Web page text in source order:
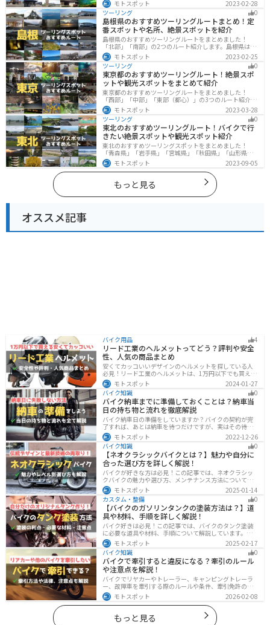
自然を満喫するツーリングができます。バイクで富山県
にツーリングに行く際は参考にしてください。
モトスポット
2023-02-28
ツーリング
0
島根県のおすすめツーリングルートまとめ！定
番スポットや名所、絶景スポットを紹介
島根県のおすすめツーリングルートをまとめました！
「北部」「南部」の2つのルート紹介します。島根県は、
海と山が近く、1日で全然違う景色を堪能することができ
ます。バイクで島根県にツーリングに行く際は参考にし
てください。
モトスポット
2023-02-25
ツーリング
0
東京都のおすすめツーリングルート！絶景スポ
ットや観光スポットをまとめて紹介
東京都のおすすめツーリングルートをまとめました！
「西部」「中部」「東部（都心）」の3つのルート紹介し
ます。西に行けば奥多摩の自然、東に行けば都心スポッ
トと、自然も街も楽しめるスポットが多数あります。バ
イクで東京都にツーリングに行く際は参考にしてくださ
い。
モトスポット
2023-03-28
ツーリング
0
東北のおすすめツーリングルート！バイクで行
きたい絶景スポットや観光スポット紹介
東北のおすすめツーリングスポットをまとめました！
「青森県」「岩手県」「宮城県」「秋田県」「山形県」
「福島県」の各県の観光地紹介します。自然豊かな山々
や湖、温泉地が点在し、四季折々の景色を楽しめるスポ
ットが多数あります。バイクで東北にツーリングに行く
際は参考にしてください。
モトスポット 2023-09-05
もっと見る
オススメ記事
バイク用品 4
リード工業のヘルメットってどう？評判や安全
性、人気の商品まとめ
安くてカッコいいデザインのヘルメットを探している人
必見！リード工業のヘルメットは、1万円以下でも買える
ヘルメットが多数あります。安全基準もしっかりクリア
しており、安全性にも優れています。種類も豊富でカス
タム用のシールドもあるので、クールに決めたい人にオ
ススメです。
モトスポット
2024-01-27
バイク知識
0
バイク納車までに準備しておくことは？納車当
日の持ち物と流れを徹底解説
バイク納車日の準備をしていますか？バイクの契約が完
了すれば、あとは納車を待つだけですが、実はその待っ
ている間に準備しておくことはたくさんあります。納車
当日に慌てずに済むよう、しっかり確認して準備してお
きましょう。
モトスポット
2022-12-26
バイク知識
0
【ネオクラシックバイクとは？】魅力や自分に
合った選び方を詳しく解説！
バイクが好きな方は必見！この記事では、ネオクラシッ
クバイクの魅力や選び方、メンテナンス方法について解
説しています。実はネオクラシックバイクは、見た目と
機能性の両方を求める人に最適なです。この記事を読め
ば、ネオクラシックバイクの魅力が理解できます。
モトスポット
2025-01-14
カスタム・整備
0
【バイクのガソリンタンクの塗装方法は？】道
具や材料、手順を詳しく解説！
バイク好きは必見！この記事では、バイクのタンク塗装
に必要な道具や材料、手順について解説しています。実
はバイクのタンクを塗装すると、傷や錆を修復でき、タ
ンクの長持ちにつながります。この記事を読めば、自分
でバイクのタンクを塗装する方法がわかるでしょう。
モトスポット
2025-02-17
バイク知識
0
バイクで牽引すると違反になる？牽引のルール
や注意点を解説！
バイクでリヤカーやトレーラー、キャンピングトレーラ
ー、故障車を牽引する際のルールや条件、牽引免許の有
無、速度制限、必要な装備をわかりやすく解説。メリッ
ト・デメリットや注意点も紹介し、安全にバイクの積載
力をアップする方法をまとめました。
モトスポット 2026-02-08
もっと見る